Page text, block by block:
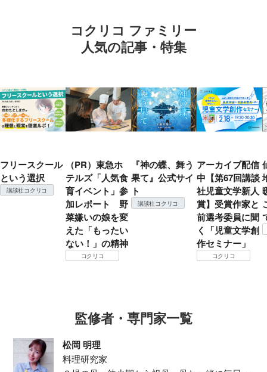
コクリコ ファミリー
人気の記事・特集
フリースクール
という選択
講談社コクリコ
（PR）東急ホ
テルズ「人気食
育イベント」参
加レポート 野
菜嫌いの娘を変
えた「もったい
ない！」の精神
コクリコ
『神の蝶、舞う
果て』公式サイ
ト
講談社コクリコ
アーカイブ配信
中【第67回講談
社児童文学新人
賞】受賞作家と
前選考委員に聞
く「児童文学創
作セミナー」
コクリコ
監修者・専門家一覧
松岡 明理
料理研究家